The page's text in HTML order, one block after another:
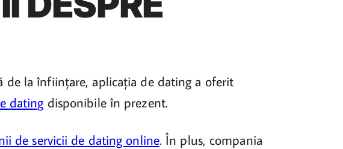
de la înființare, aplicația de dating a oferit
dating disponibile în prezent.
de servicii de dating online. În plus, compania